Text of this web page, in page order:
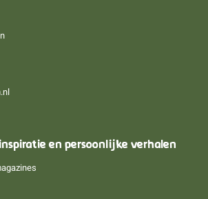
en persoonlijke verhalen